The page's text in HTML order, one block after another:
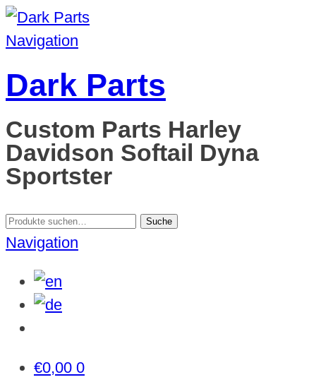
Navigation
Dark Parts
Custom Parts Harley
Davidson Softail Dyna
Sportster
Suche
nach:
Suche
Navigation
€0,00 0